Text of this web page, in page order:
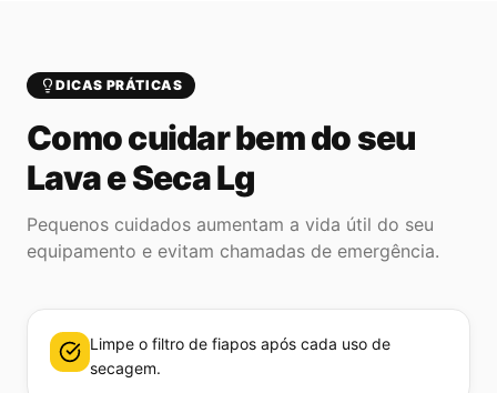
DICAS PRÁTICAS
Como cuidar bem do seu
Lava e Seca Lg
Pequenos cuidados aumentam a vida útil do seu
equipamento e evitam chamadas de emergência.
Limpe o filtro de fiapos após cada uso de
secagem.